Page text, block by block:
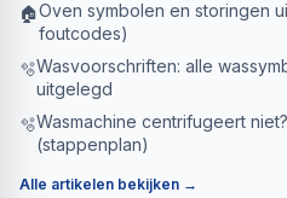
🏠Oven symbolen en storingen
foutcodes)
🫧Wasvoorschriften: alle
uitgelegd
🫧Wasmachine centrifugeert
(stappenplan)
Alle artikelen bekijken →